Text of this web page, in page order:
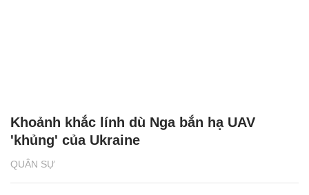
QUÂN SỰ
Khoảnh khắc lính dù Nga bắn hạ UAV
'khủng' của Ukraine